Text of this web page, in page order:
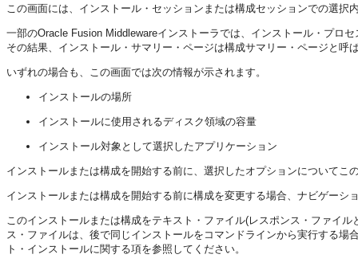
この画面には、インストール・セッションまたは構成セッションでの選択
一部のOracle Fusion Middlewareインストーラでは、インストール・プロ
その結果、インストール・サマリー・ページは構成サマリー・ページと呼
いずれの場合も、この画面では次の情報が示されます。
インストールの場所
インストールに使用されるディスク領域の容量
インストール対象として選択したアプリケーション
インストールまたは構成を開始する前に、選択したオプションについてこ
インストールまたは構成を開始する前に構成を変更する場合、ナビゲー
このインストールまたは構成をテキスト・ファイル(レスポンス・ファイ
ス・ファイルは、後で同じインストールをコマンドラインから実行する
ト・インストールに関する項を参照してください。